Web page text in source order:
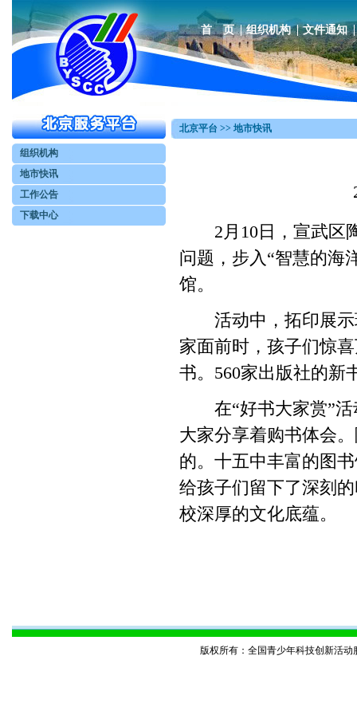
首 页 组织机构 文件通知
组织机构
地市快讯
工作公告
下载中心
北京平台 >> 地市快讯
2月10日，宣武区陶
问题，步入“智慧的
馆。
活动中，拓印展示
家面前时，孩子们惊
书。560家出版社的新
在“好书大家赏”活
大家分享着购书体会
的。十五中丰富的图
给孩子们留下了深刻
校深厚的文化底蕴。
版权所有：全国青少年科技创新活